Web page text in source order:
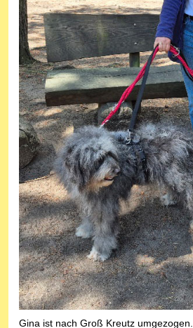
Gina ist nach Groß Kreutz umgezogen.